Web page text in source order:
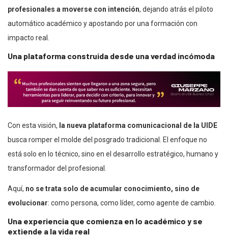
profesionales a moverse con intención, dejando atrás el piloto
automático académico y apostando por una formación con
impacto real.
Una plataforma construida desde una verdad incómoda
Con esta visión, la nueva plataforma comunicacional de la UIDE
busca romper el molde del posgrado tradicional. El enfoque no
está solo en lo técnico, sino en el desarrollo estratégico, humano y
transformador del profesional.
Aquí, no se trata solo de acumular conocimiento, sino de
evolucionar: como persona, como líder, como agente de cambio.
Una experiencia que comienza en lo académico y se
extiende a la vida real